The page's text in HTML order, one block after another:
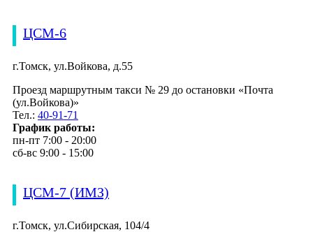
ЦСМ-6
г.Томск, ул.Войкова, д.55
Проезд маршрутным такси № 29 до остановки «Почта
(ул.Войкова)»
Тел.: 40-91-71
График работы:
пн-пт 7:00 - 20:00
сб-вс 9:00 - 15:00
ЦСМ-7 (ИМЗ)
г.Томск, ул.Сибирская, 104/4